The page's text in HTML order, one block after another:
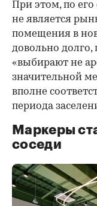
При этом, по
не является
помещения в
довольно долго,
«выбирают не
значительной
вполне
периода
Маркеры
соседи